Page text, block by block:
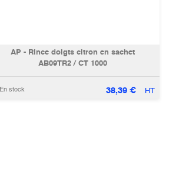
AP - Rince doigts citron en sachet
AB09TR2 / CT 1000
En stock 38,39 € HT